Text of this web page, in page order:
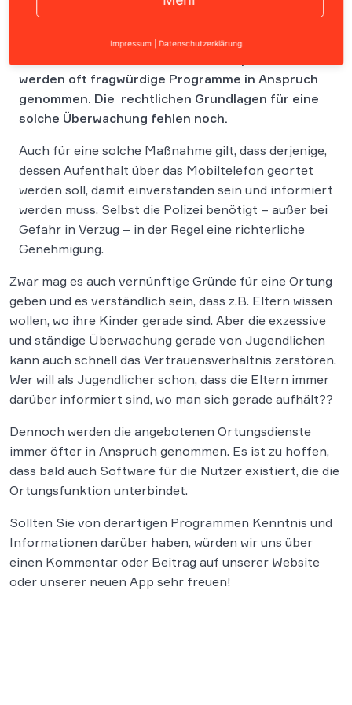
Durch die Möglichkeit der Ortung von mobilen
werden oft fragwürdige Programme in Anspruch
genommen. Die rechtlichen Grundlagen für eine
solche Überwachung fehlen noch.
Auch für eine solche Maßnahme gilt, dass derjenige,
dessen Aufenthalt über das Mobiltelefon geortet
werden soll, damit einverstanden sein und informiert
werden muss. Selbst die Polizei benötigt – außer bei
Gefahr in Verzug – in der Regel eine richterliche
Genehmigung.
Zwar mag es auch vernünftige Gründe für eine Ortung
geben und es verständlich sein, dass z.B. Eltern wissen
wollen, wo ihre Kinder gerade sind. Aber die exzessive
und ständige Überwachung gerade von Jugendlichen
kann auch schnell das Vertrauensverhältnis zerstören.
Wer will als Jugendlicher schon, dass die Eltern immer
darüber informiert sind, wo man sich gerade aufhält??
Dennoch werden die angebotenen Ortungsdienste
immer öfter in Anspruch genommen. Es ist zu hoffen,
dass bald auch Software für die Nutzer existiert, die die
Ortungsfunktion unterbindet.
Sollten Sie von derartigen Programmen Kenntnis und
Informationen darüber haben, würden wir uns über
einen Kommentar oder Beitrag auf unserer Website
oder unserer neuen App sehr freuen!
Impressum Datenschutzerklärung